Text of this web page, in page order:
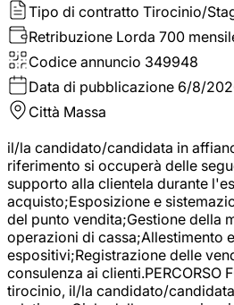
Tipo di contratto Tirocinio/
Retribuzione Lorda 700
Codice annuncio 349948
Data di pubblicazione 6/8/
Città Massa
il/la candidato/candidata in
riferimento si occuperà delle
supporto alla clientela durante
acquisto;Esposizione e
del punto vendita;Gestione della
operazioni di cassa;Allestimento
espositivi;Registrazione delle
consulenza ai clienti.PERCORSO
tirocinio, il/la candidato/